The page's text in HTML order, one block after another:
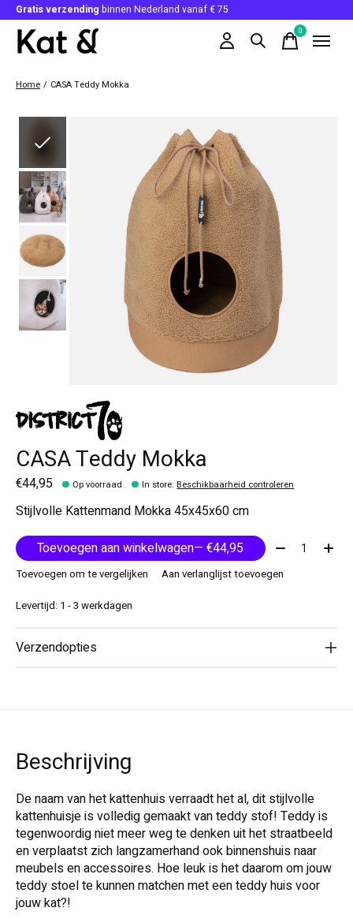
Gratis verzending binnen Nederland vanaf € 75
0items
Home / CASA Teddy Mokka
CASA Teddy Mokka
€44,95 Op voorraad In store:Beschikbaarheid controleren
Stijlvolle Kattenmand Mokka 45x45x60 cm
Toevoegen aan winkelwagen
— €44,95 Aantal:
Toevoegen om te vergelijken
Aan verlanglijst toevoegen
Levertijd: 1 - 3 werkdagen
Verzendopties
Beschrijving
De naam van het kattenhuis verraadt het al, dit stijlvolle
kattenhuisje is volledig gemaakt van teddy stof! Teddy is
tegenwoordig niet meer weg te denken uit het straatbeeld
en verplaatst zich langzamerhand ook binnenshuis naar
meubels en accessoires. Hoe leuk is het daarom om jouw
teddy stoel te kunnen matchen met een teddy huis voor
jouw kat?!